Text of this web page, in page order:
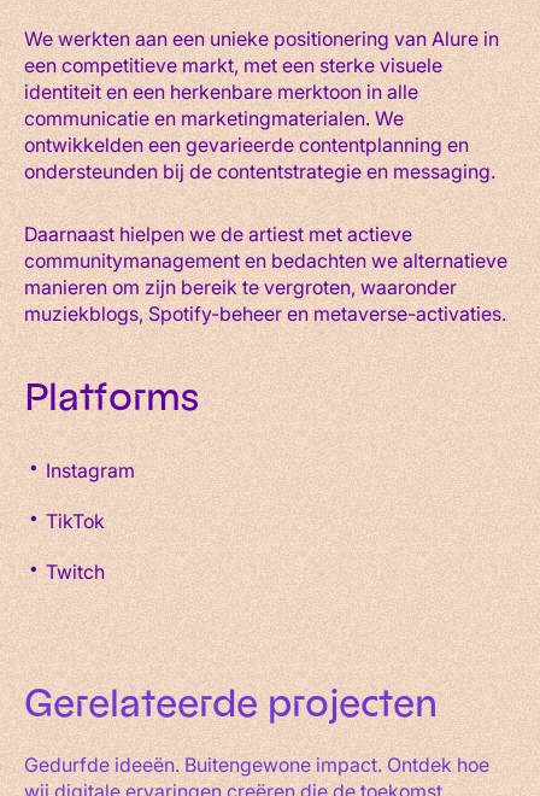
We werkten aan een unieke positionering van Alure in
een competitieve markt, met een sterke visuele
identiteit en een herkenbare merktoon in alle
communicatie en marketingmaterialen. We
ontwikkelden een gevarieerde contentplanning en
ondersteunden bij de contentstrategie en messaging.
Daarnaast hielpen we de artiest met actieve
communitymanagement en bedachten we alternatieve
manieren om zijn bereik te vergroten, waaronder
muziekblogs, Spotify-beheer en metaverse-activaties.
Platforms
Instagram
TikTok
Twitch
Gerelateerdeprojecten
Gedurfde ideeën. Buitengewone impact. Ontdek hoe
wij digitale ervaringen creëren die de toekomst